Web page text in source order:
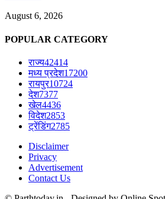
August 6, 2026
POPULAR CATEGORY
राज्य42414
मध्य प्रदेश17200
रायपुर10724
देश7377
खेल4436
विदेश2853
ट्रेंडिंग2785
Disclaimer
Privacy
Advertisement
Contact Us